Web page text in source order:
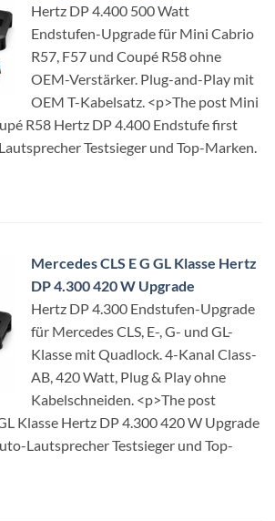
Hertz DP 4.400 500 Watt
Endstufen-Upgrade für Mini Cabrio
R57, F57 und Coupé R58 ohne
OEM-Verstärker. Plug-and-Play mit
OEM T-Kabelsatz. <p>The post Mini
R58 Hertz DP 4.400 Endstufe first
Testsieger und Top-Marken.
Mercedes CLS E G GL Klasse Hertz
DP 4.300 420 W Upgrade
Hertz DP 4.300 Endstufen-Upgrade
für Mercedes CLS, E-, G- und GL-
Klasse mit Quadlock. 4-Kanal Class-
AB, 420 Watt, Plug & Play ohne
Kabelschneiden. <p>The post
Klasse Hertz DP 4.300 420 W Upgrade
Lautsprecher Testsieger und Top-